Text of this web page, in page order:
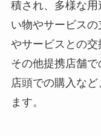
積され、多様な
い物やサービス
やサービスとの
その他提携店舗で
店頭での購入な
ます。